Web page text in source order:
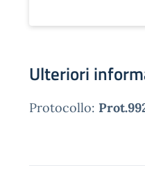
Ulteriori
Protocollo: